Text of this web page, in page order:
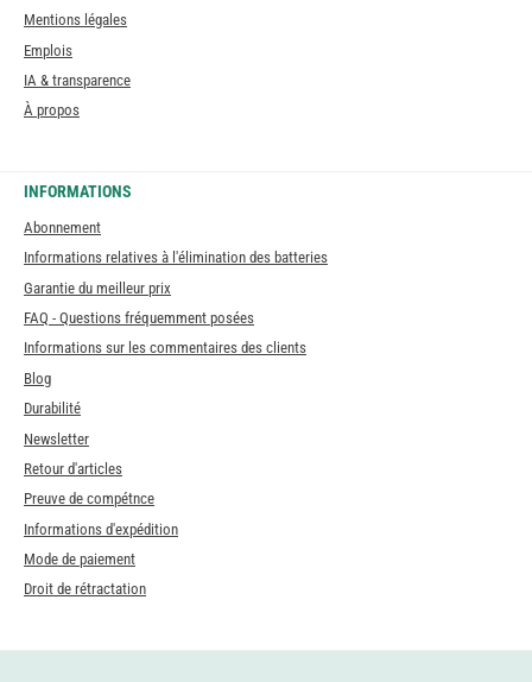
Mentions légales
Emplois
IA & transparence
À propos
INFORMATIONS
Abonnement
Informations relatives à l'élimination des batteries
Garantie du meilleur prix
FAQ - Questions fréquemment posées
Informations sur les commentaires des clients
Blog
Durabilité
Newsletter
Retour d'articles
Preuve de compétnce
Informations d'expédition
Mode de paiement
Droit de rétractation